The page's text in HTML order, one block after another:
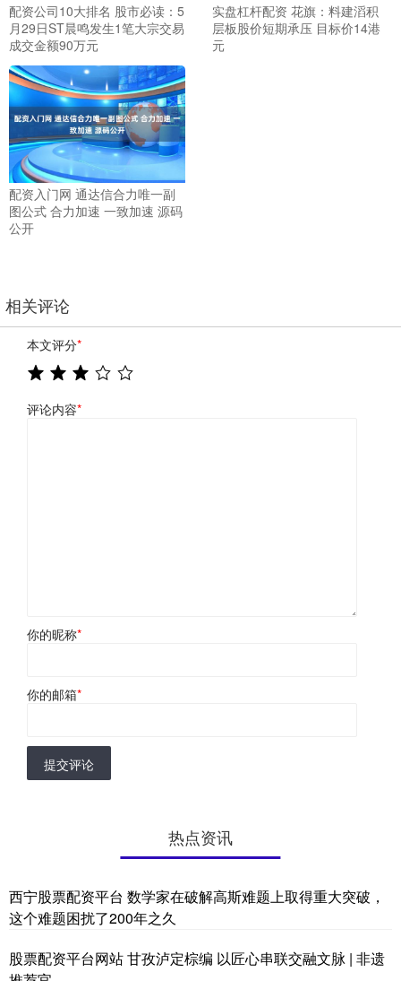
配资公司10大排名 股市必读：5
月29日ST晨鸣发生1笔大宗交易
成交金额90万元
实盘杠杆配资 花旗：料建滔积
层板股价短期承压 目标价14港
元
配资入门网 通达信合力唯一副
图公式 合力加速 一致加速 源码
公开
相关评论
本文评分*
评论内容*
你的昵称*
你的邮箱*
提交评论
热点资讯
西宁股票配资平台 数学家在破解高斯难题上取得重大突破，
这个难题困扰了200年之久
股票配资平台网站 甘孜泸定棕编 以匠心串联交融文脉 | 非遗